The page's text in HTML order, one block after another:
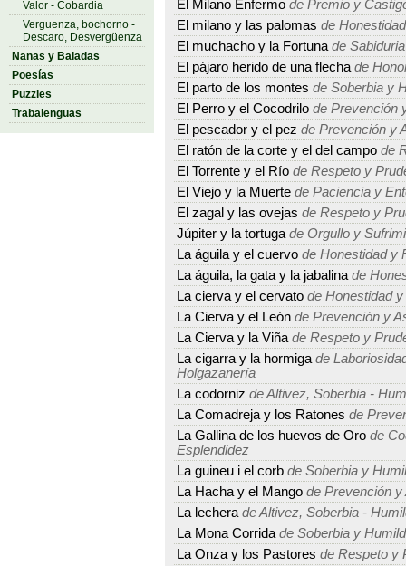
Valor - Cobardia
Verguenza, bochorno -
Descaro, Desvergüenza
Nanas y Baladas
Poesías
Puzzles
Trabalenguas
El Milano Enfermo de Premio y
El milano y las palomas de
El muchacho y la Fortuna de
El pájaro herido de una flecha de
El parto de los montes de Soberbia y
El Perro y el Cocodrilo de Prevención
El pescador y el pez de Prevención y
El ratón de la corte y el del campo de
El Torrente y el Río de Respeto y
El Viejo y la Muerte de Paciencia y
El zagal y las ovejas de Respeto y
Júpiter y la tortuga de Orgullo y
La águila y el cuervo de Honestidad y
La águila, la gata y la jabalina de
La cierva y el cervato de Honestidad
La Cierva y el León de Prevención y
La Cierva y la Viña de Respeto y
La cigarra y la hormiga de
Holgazanería
La codorniz de Altivez, Soberbia -
La Comadreja y los Ratones de
La Gallina de los huevos de Oro de
Esplendidez
La guineu i el corb de Soberbia y
La Hacha y el Mango de Prevención y
La lechera de Altivez, Soberbia -
La Mona Corrida de Soberbia y
La Onza y los Pastores de Respeto y